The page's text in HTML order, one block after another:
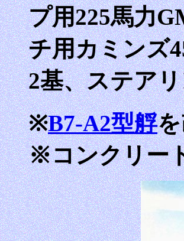
プ用225馬力
チ用カミンズ
2基、ステア
※B7-A2型艀
※コンクリー